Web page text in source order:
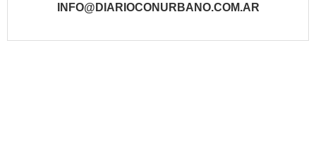
INFO@DIARIOCONURBANO.COM.AR